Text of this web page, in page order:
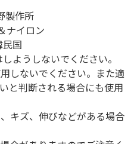
製作所
ナイロン
民国
ようしないでください。
しないでください。また適
と判断される場合にも使用
キズ、伸びなどがある場合